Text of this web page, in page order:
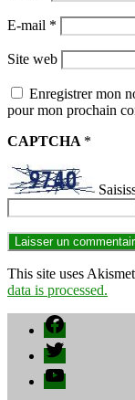
E-mail *
Site web
Enregistrer mon
pour mon prochain
CAPTCHA *
This site uses
data is processed.
Facebook
Twitter
YouTube